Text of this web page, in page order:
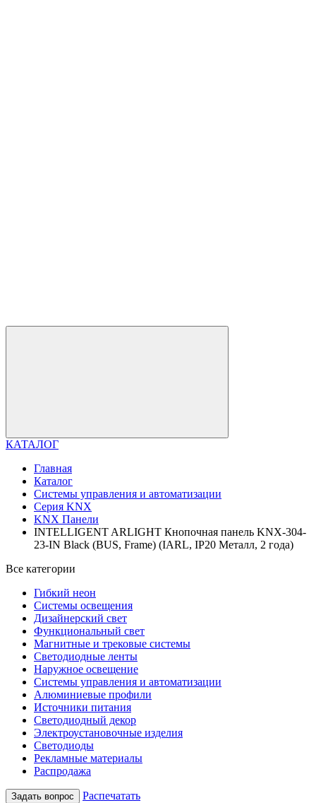
КАТАЛОГ
Главная
Каталог
Системы управления и автоматизации
Серия KNX
KNX Панели
INTELLIGENT ARLIGHT Кнопочная панель KNX-304-
23-IN Black (BUS, Frame) (IARL, IP20 Металл, 2 года)
Все категории
Гибкий неон
Системы освещения
Дизайнерский свет
Функциональный свет
Магнитные и трековые системы
Светодиодные ленты
Наружное освещение
Системы управления и автоматизации
Алюминиевые профили
Источники питания
Светодиодный декор
Электроустановочные изделия
Светодиоды
Рекламные материалы
Распродажа
Задать вопрос
Распечатать